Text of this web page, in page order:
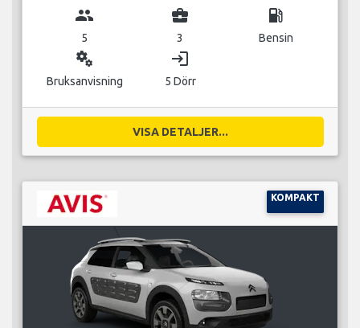
group
5
business_center
3
local_gas_station
Bensin
miscellaneous_services
Bruksanvisning
login
5 Dörr
VISA DETALJER...
KOMPAKT